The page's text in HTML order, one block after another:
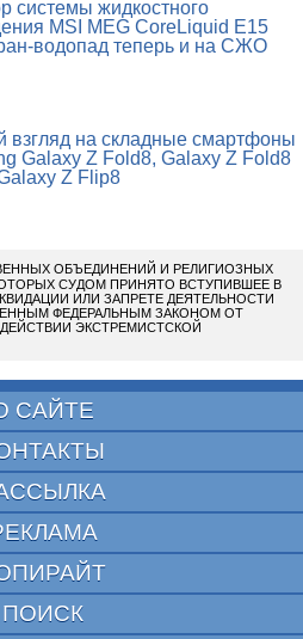
системы жидкостного
MSI MEG CoreLiquid E15
водопад теперь и на СЖО
взгляд на складные смартфоны
Galaxy Z Fold8, Galaxy Z Fold8
Z Flip8
ОБЪЕДИНЕНИЙ И РЕЛИГИОЗНЫХ
СУДОМ ПРИНЯТО ВСТУПИВШЕЕ В
ИЛИ ЗАПРЕТЕ ДЕЯТЕЛЬНОСТИ
ФЕДЕРАЛЬНЫМ ЗАКОНОМ ОТ
ЭКСТРЕМИСТСКОЙ
САЙТЕ
ПОИСК